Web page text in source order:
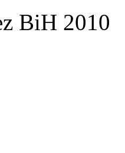
BiH 2010